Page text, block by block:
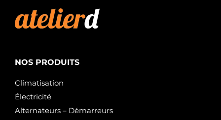
NOS PRODUITS
Climatisation
Électricité
Alternateurs – Démarreurs